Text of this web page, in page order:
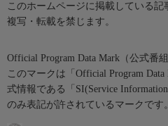
このホームページに掲載している
複写・転載を禁じます。
Official Program Data Mark（公式番
このマークは「Official Program
式情報である「SI(Service
のみ表記が許されているマークです。